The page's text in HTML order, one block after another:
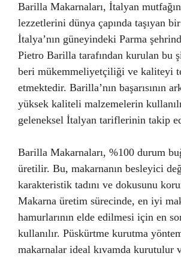
Barilla Makarnaları, İtalyan
lezzetlerini dünya çapında taşıyan
İtalya’nın güneyindeki Parma
Pietro Barilla tarafından kurulan bu
beri mükemmeliyetçiliği ve kaliteyi
etmektedir. Barilla’nın başarısının
yüksek kaliteli malzemelerin
geleneksel İtalyan tariflerinin takip
Barilla Makarnaları, %100 durum
üretilir. Bu, makarnanın besleyici
karakteristik tadını ve dokusunu
Makarna üretim sürecinde, en iyi
hamurlarının elde edilmesi için en
kullanılır. Püskürtme kurutma
makarnalar ideal kıvamda kurutulur